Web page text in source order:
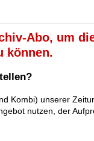
Abo, um
können.
Kombi) unserer
nutzen, der